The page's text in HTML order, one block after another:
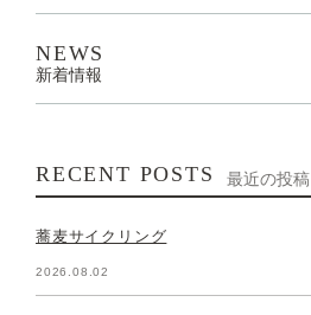
NEWS
新着情報
RECENT POSTS 最近の投稿
蕎麦サイクリング
2026.08.02